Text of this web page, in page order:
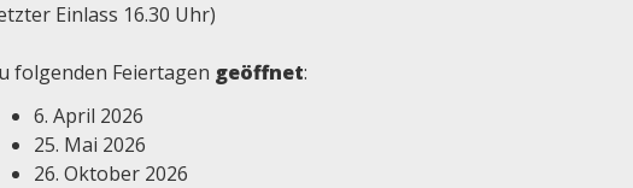
Einlass 16.30 Uhr)
folgenden Feiertagen geöffnet:
6. April 2026
25. Mai 2026
26. Oktober 2026